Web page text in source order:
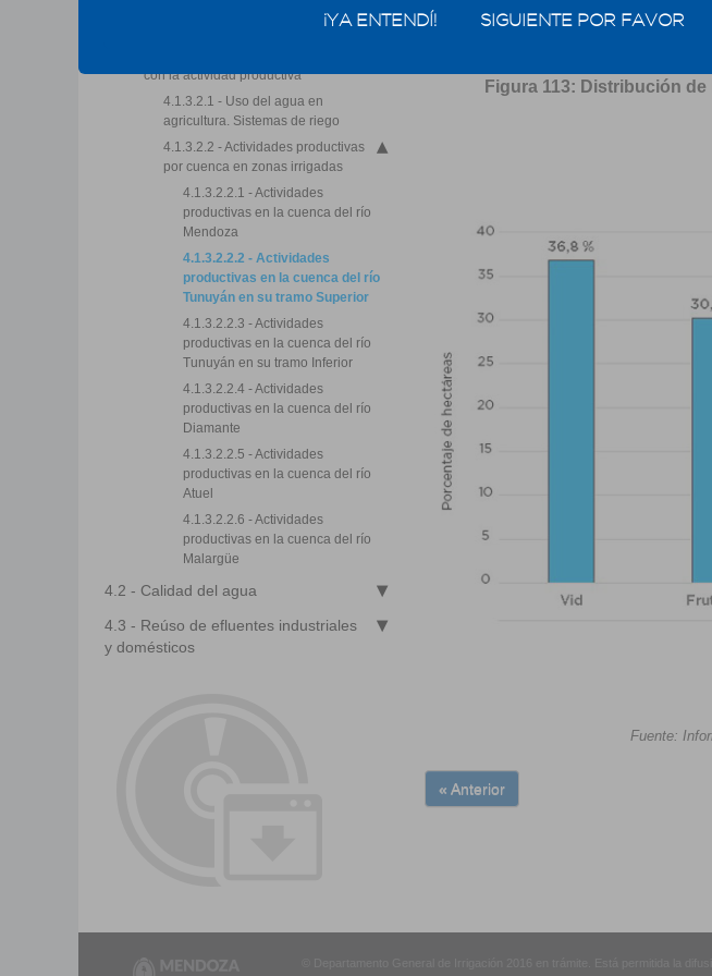
con la actividad productiva
4.1.3.2.1 - Uso del agua en
agricultura. Sistemas de riego
4.1.3.2.2 - Actividades productivas
por cuenca en zonas irrigadas
4.1.3.2.2.1 - Actividades
productivas en la cuenca del río
Mendoza
4.1.3.2.2.2 - Actividades
productivas en la cuenca del río
Tunuyán en su tramo Superior
4.1.3.2.2.3 - Actividades
productivas en la cuenca del río
Tunuyán en su tramo Inferior
4.1.3.2.2.4 - Actividades
productivas en la cuenca del río
Diamante
4.1.3.2.2.5 - Actividades
productivas en la cuenca del río
Atuel
4.1.3.2.2.6 - Actividades
productivas en la cuenca del río
Malargüe
4.2 - Calidad del agua
4.3 - Reúso de efluentes industriales
y domésticos
porcentual de superficies agrícolas
Figura 113: Distribución
Fuente:
« Anterior
¡YA ENTENDÍ! SIGUIENTE POR FAVOR